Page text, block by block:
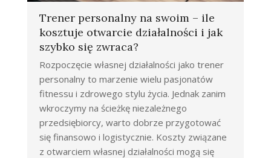
Trener personalny na swoim – ile
kosztuje otwarcie działalności i jak
szybko się zwraca?
Rozpoczęcie własnej działalności jako trener
personalny to marzenie wielu pasjonatów
fitnessu i zdrowego stylu życia. Jednak zanim
wkroczymy na ścieżkę niezależnego
przedsiębiorcy, warto dobrze przygotować
się finansowo i logistycznie. Koszty związane
z otwarciem własnej działalności mogą się